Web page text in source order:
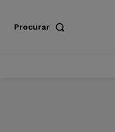
Procurar